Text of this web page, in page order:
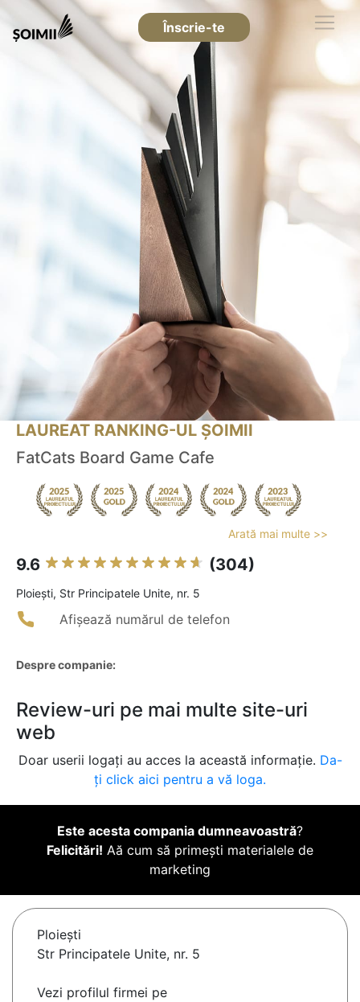
Înscrie-te
LAUREAT RANKING-UL ȘOIMII
FatCats Board Game Cafe
Arată mai multe >>
9.6 (304)
Ploieşti, Str Principatele Unite, nr. 5
Afișează numărul de telefon
Despre companie:
Review-uri pe mai multe site-uri
web
Doar userii logați au acces la această informație. Da-
ți click aici pentru a vă loga.
Este acesta compania dumneavoastră?
Felicitări! Aă cum să primești materialele de
marketing
Ploieşti
Str Principatele Unite, nr. 5
Vezi profilul firmei pe